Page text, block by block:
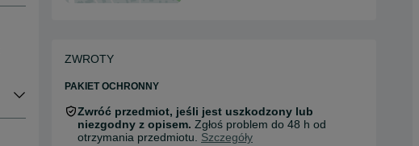
ZWROTY
PAKIET OCHRONNY
Zwróć przedmiot, jeśli jest uszkodzony lub
niezgodny z opisem. Zgłoś problem do 48 h od
otrzymania przedmiotu. Szczegóły